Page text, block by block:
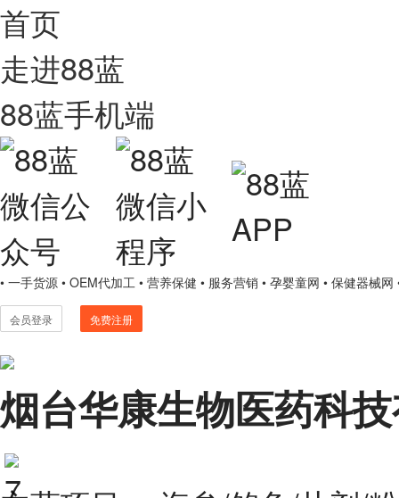
首页
走进88蓝
88蓝手机端
• 一手货源 • OEM代加工 • 营养保健 • 服务营销 • 孕婴童网 • 保健器械网
会员登录 免费注册
烟台华康生物医药科